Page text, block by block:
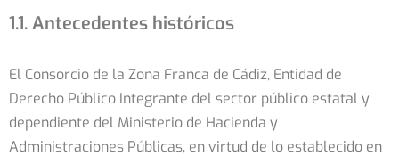
1.1. Antecedentes históricos
El Consorcio de la Zona Franca de Cádiz, Entidad de
Derecho Público Integrante del sector público estatal y
dependiente del Ministerio de Hacienda y
Administraciones Públicas, en virtud de lo establecido en